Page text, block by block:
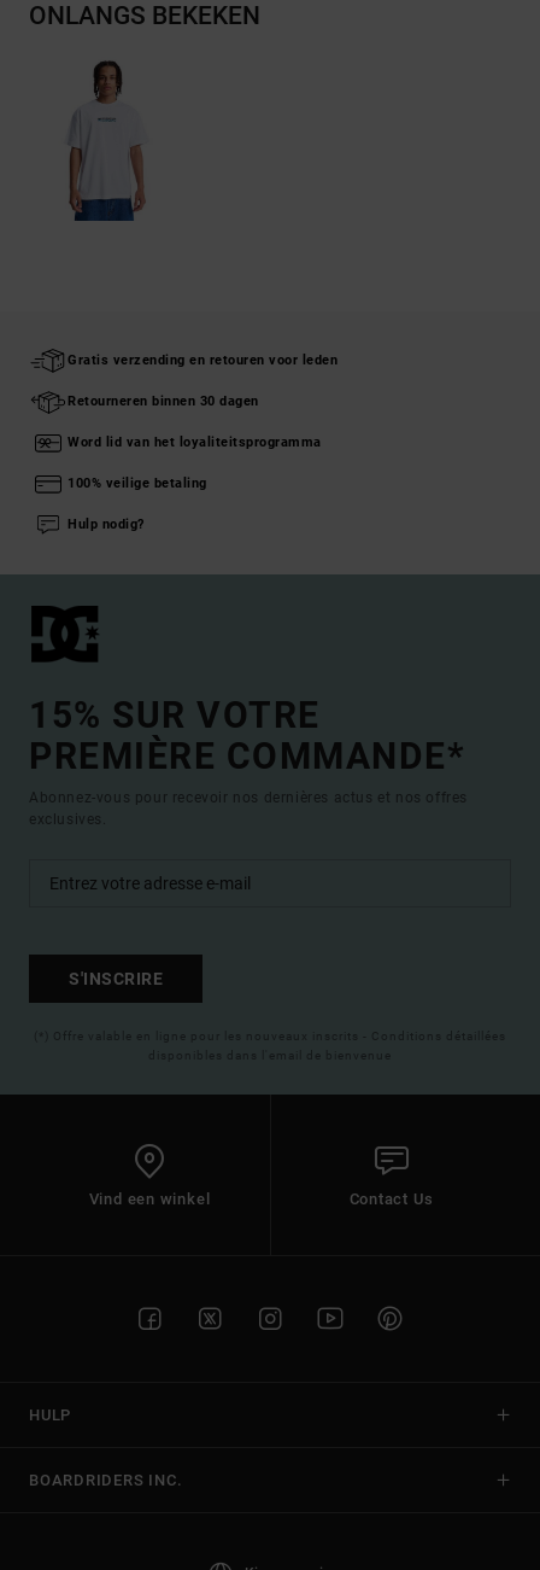
ONLANGS BEKEKEN
Gratis verzending en retouren voor leden
Retourneren binnen 30 dagen
Word lid van het loyaliteitsprogramma
100% veilige betaling
Hulp nodig?
15% SUR VOTRE
PREMIÈRE COMMANDE*
Abonnez-vous pour recevoir nos dernières actus et nos offres
exclusives.
S'INSCRIRE
(*) Offre valable en ligne pour les nouveaux inscrits - Conditions détaillées
disponibles dans l'email de bienvenue
Vind een winkel Contact Us
HULP
BOARDRIDERS INC.